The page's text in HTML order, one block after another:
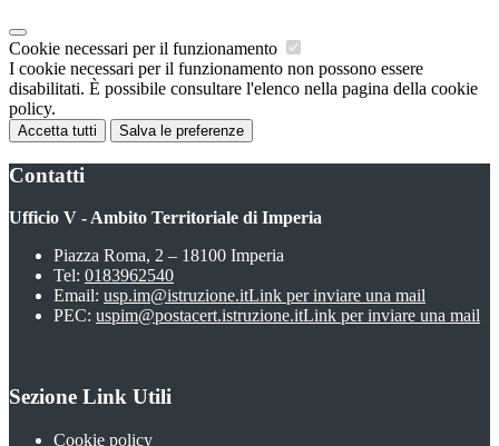
Cookie necessari per il funzionamento
I cookie necessari per il funzionamento non possono essere
disabilitati. È possibile consultare l'elenco nella pagina della cookie
policy.
Accetta tutti Salva le preferenze
Contatti
Ufficio V - Ambito Territoriale di Imperia
Piazza Roma, 2 – 18100 Imperia
Tel: 0183962540
Email: usp.im@istruzione.itLink per inviare una mail
PEC: uspim@postacert.istruzione.itLink per inviare una mail
Sezione Link Utili
Cookie policy